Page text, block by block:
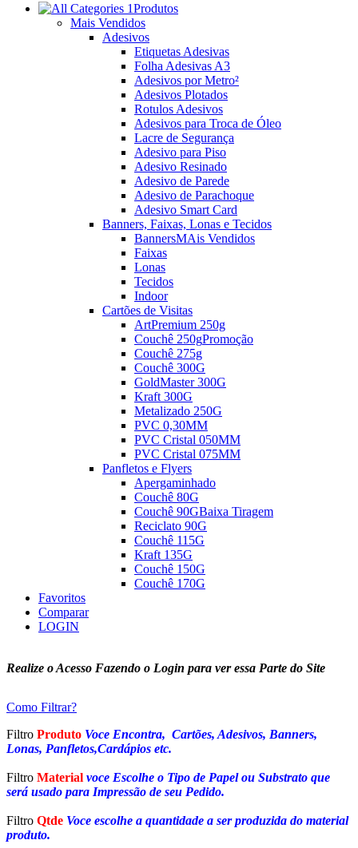
Produtos
Mais Vendidos
Adesivos
Etiquetas Adesivas
Folha Adesivas A3
Adesivos por Metro²
Adesivos Plotados
Rotulos Adesivos
Adesivos para Troca de Óleo
Lacre de Segurança
Adesivo para Piso
Adesivo Resinado
Adesivo de Parede
Adesivo de Parachoque
Adesivo Smart Card
Banners, Faixas, Lonas e Tecidos
BannersMAis Vendidos
Faixas
Lonas
Tecidos
Indoor
Cartões de Visitas
ArtPremium 250g
Couchê 250gPromoção
Couchê 275g
Couchê 300G
GoldMaster 300G
Kraft 300G
Metalizado 250G
PVC 0,30MM
PVC Cristal 050MM
PVC Cristal 075MM
Panfletos e Flyers
Apergaminhado
Couchê 80G
Couchê 90GBaixa Tiragem
Reciclato 90G
Couchê 115G
Kraft 135G
Couchê 150G
Couchê 170G
Favoritos
Comparar
LOGIN
Realize o Acesso Fazendo o Login para ver essa Parte do Site
Como Filtrar?
Filtro Produto Voce Encontra, Cartões, Adesivos, Banners,
Lonas, Panfletos,Cardápios etc.
Filtro Material voce Escolhe o Tipo de Papel ou Substrato que
será usado para Impressão de seu Pedido.
Filtro Qtde Voce escolhe a quantidade a ser produzida do material
produto.